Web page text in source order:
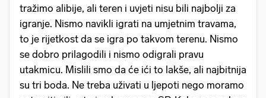
tražimo alibije, ali teren i uvjeti nisu bili najbolji za
igranje. Nismo navikli igrati na umjetnim travama,
to je rijetkost da se igra po takvom terenu. Nismo
se dobro prilagodili i nismo odigrali pravu
utakmicu. Mislili smo da će ići to lakše, ali najbitnija
su tri boda. Ne treba uživati u ljepoti nego moramo